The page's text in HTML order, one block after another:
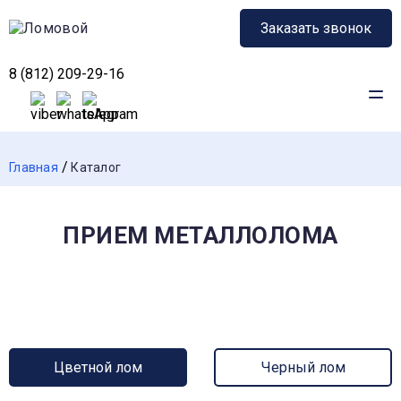
Заказать звонок
8 (812) 209-29-16
Главная Каталог
ПРИЕМ МЕТАЛЛОЛОМА
Цветной лом Черный лом